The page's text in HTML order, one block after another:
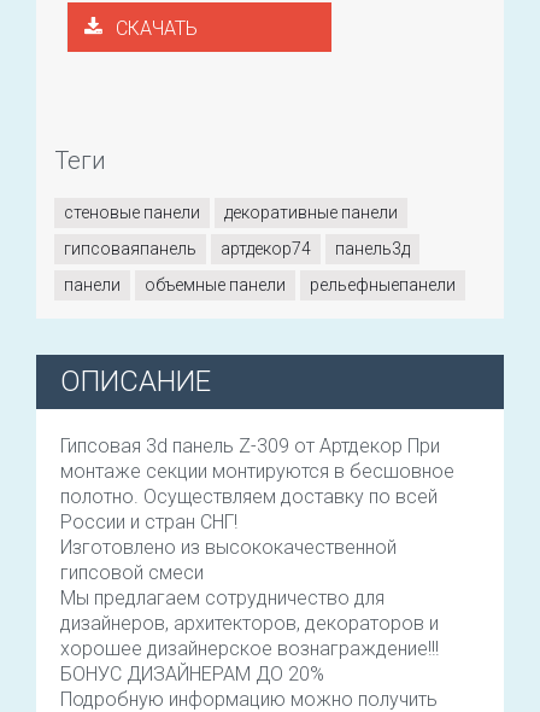
СКАЧАТЬ
Теги
стеновые панели
декоративные панели
гипсоваяпанель
артдекор74
панель3д
панели
объемные панели рельефныепанели
ОПИСАНИЕ
Гипсовая 3d панель Z-309 от Артдекор При
монтаже секции монтируются в бесшовное
полотно. Осуществляем доставку по всей
России и стран СНГ!
Изготовлено из высококачественной
гипсовой смеси
Мы предлагаем сотрудничество для
дизайнеров, архитекторов, декораторов и
хорошее дизайнерское вознаграждение!!!
БОНУС ДИЗАЙНЕРАМ ДО 20%
Подробную информацию можно получить